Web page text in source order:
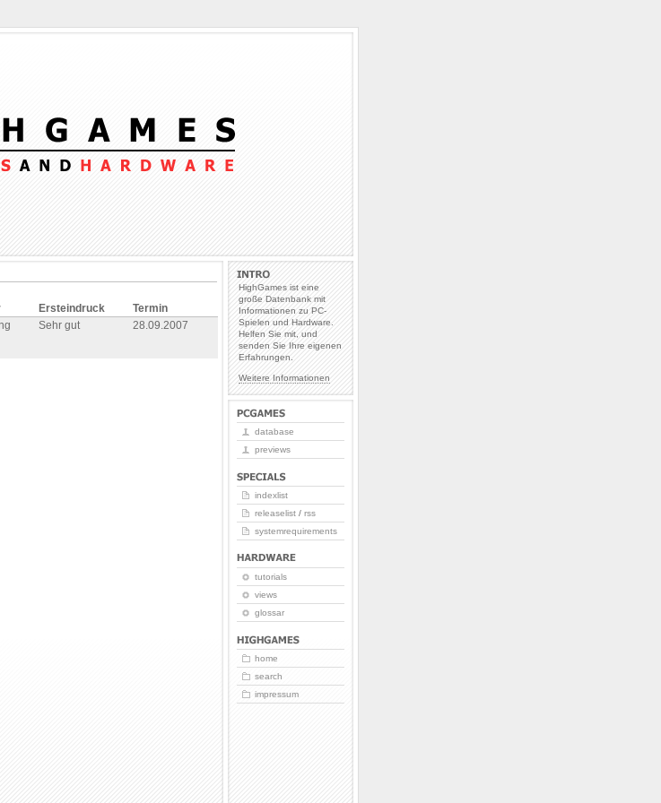
HighGames ist eine
große Datenbank mit
Informationen zu PC-
Spielen und Hardware.
Helfen Sie mit, und
senden Sie Ihre eigenen
Erfahrungen.
Weitere Informationen
Ersteindruck
Termin
Sehr gut 28.09.2007
database
previews
indexlist
releaselist / rss
systemrequirements
tutorials
views
glossar
home
search
impressum